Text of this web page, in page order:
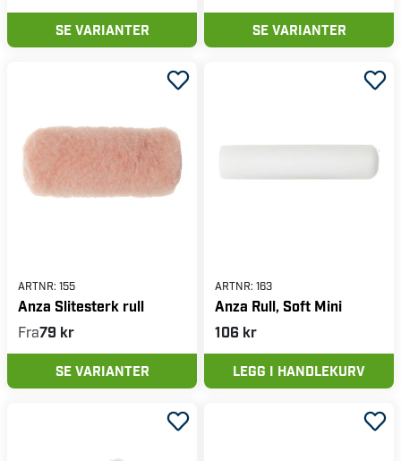
SE VARIANTER SE VARIANTER
ARTNR: 155
Anza Slitesterk rull
Fra79 kr
SE VARIANTER
ARTNR: 163
Anza Rull, Soft Mini
106 kr
LEGG I HANDLEKURV